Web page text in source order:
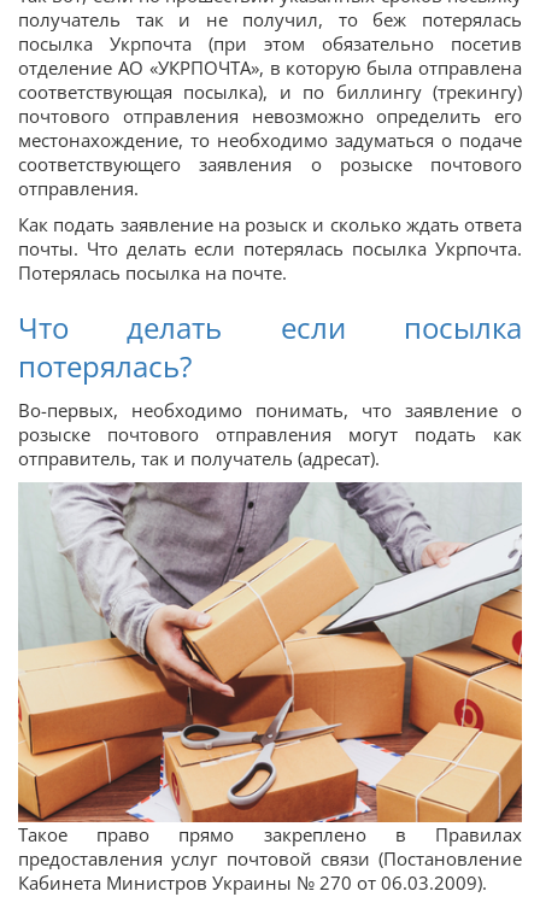
получатель так и не получил, то беж потерялась
посылка Укрпочта (при этом обязательно посетив
отделение АО «УКРПОЧТА», в которую была отправлена
соответствующая посылка), и по биллингу (трекингу)
почтового отправления невозможно определить его
местонахождение, то необходимо задуматься о подаче
соответствующего заявления о розыске почтового
отправления.
Как подать заявление на розыск и сколько ждать ответа
почты. Что делать если потерялась посылка Укрпочта.
Потерялась посылка на почте.
Что делать если посылка
потерялась?
Во-первых, необходимо понимать, что заявление о
розыске почтового отправления могут подать как
отправитель, так и получатель (адресат).
Такое право прямо закреплено в Правилах
предоставления услуг почтовой связи (Постановление
Кабинета Министров Украины № 270 от 06.03.2009).